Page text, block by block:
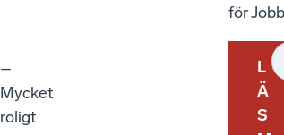
för
–
Mycket
roligt
L
Ä
S